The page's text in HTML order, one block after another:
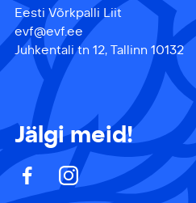
Eesti Võrkpalli Liit
evf@evf.ee
Juhkentali tn 12, Tallinn 10132
Jälgi meid!